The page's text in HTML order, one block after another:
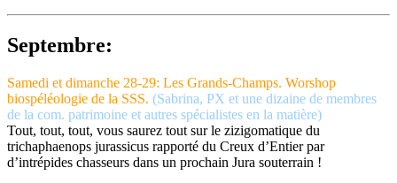
Septembre:
Samedi et dimanche 28-29: Les Grands-Champs. Worshop
biospéléologie de la SSS. (Sabrina, PX et une dizaine de membres
de la com. patrimoine et autres spécialistes en la matière)
Tout, tout, tout, vous saurez tout sur le zizigomatique du
trichaphaenops jurassicus rapporté du Creux d’Entier par
d’intrépides chasseurs dans un prochain Jura souterrain !